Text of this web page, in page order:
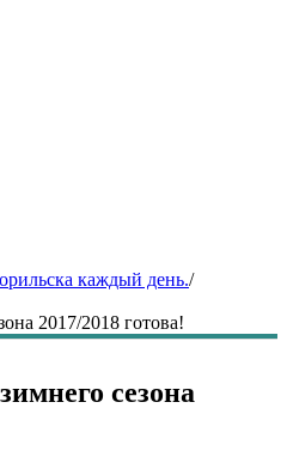
каждый день./
2017/2018 готова!
сезона